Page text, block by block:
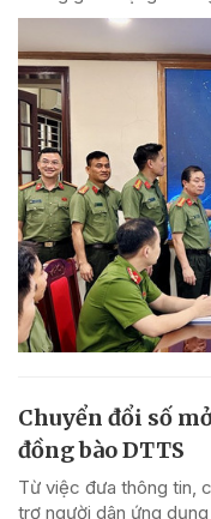
Chuyển đổi số
đồng bào DTTS
Từ việc đưa thông tin,
trợ người dân ứng